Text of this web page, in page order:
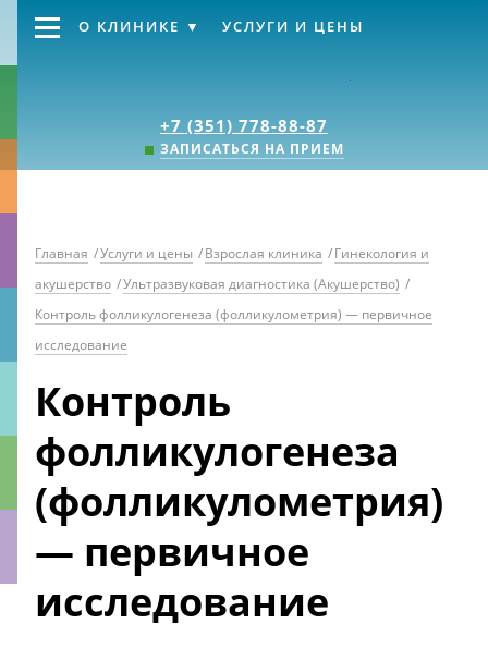
+7 (351) 778-88-87
ЗАПИСАТЬСЯ НА ПРИЕМ
О КЛИНИКЕ УСЛУГИ И ЦЕНЫ
Главная /Услуги и цены /Взрослая клиника /Гинекология и
акушерство /Ультразвуковая диагностика (Акушерство) /
Контроль фолликулогенеза (фолликулометрия) — первичное
исследование
Контроль
фолликулогенеза
(фолликулометрия)
— первичное
исследование